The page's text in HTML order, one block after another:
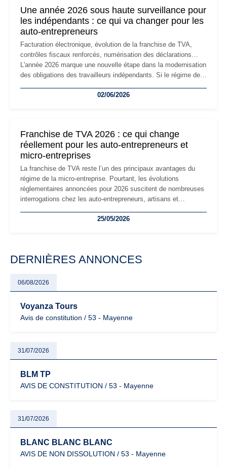
Une année 2026 sous haute surveillance pour
les indépendants : ce qui va changer pour les
auto-entrepreneurs
Facturation électronique, évolution de la franchise de TVA,
contrôles fiscaux renforcés, numérisation des déclarations…
L'année 2026 marque une nouvelle étape dans la modernisation
des obligations des travailleurs indépendants. Si le régime de
les auto-entrepreneurs devront s'adapter à un environnement
02/06/2026
Franchise de TVA 2026 : ce qui change
réellement pour les auto-entrepreneurs et
micro-entreprises
La franchise de TVA reste l’un des principaux avantages du
régime de la micro-entreprise. Pourtant, les évolutions
réglementaires annoncées pour 2026 suscitent de nombreuses
interrogations chez les auto-entrepreneurs, artisans et
facturation ou risque de bascule vers la TVA : les règles
25/05/2026
DERNIÈRES ANNONCES
06/08/2026
Voyanza Tours
Avis de constitution / 53 - Mayenne
31/07/2026
BLM TP
AVIS DE CONSTITUTION / 53 - Mayenne
31/07/2026
BLANC BLANC BLANC
AVIS DE NON DISSOLUTION / 53 - Mayenne